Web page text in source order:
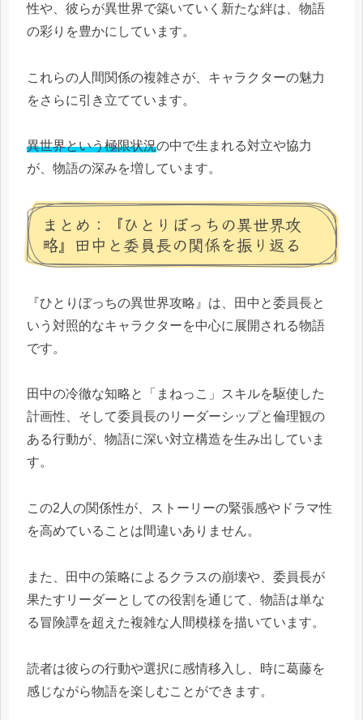
性や、彼らが異世界で築いていく新たな絆は、物語
の彩りを豊かにしています。
これらの人間関係の複雑さが、キャラクターの魅力
をさらに引き立てています。
異世界という極限状況の中で生まれる対立や協力
が、物語の深みを増しています。
まとめ：『ひとりぼっちの異世界攻
略』田中と委員長の関係を振り返る
『ひとりぼっちの異世界攻略』は、田中と委員長と
いう対照的なキャラクターを中心に展開される物語
です。
田中の冷徹な知略と「まねっこ」スキルを駆使した
計画性、そして委員長のリーダーシップと倫理観の
ある行動が、物語に深い対立構造を生み出していま
す。
この2人の関係性が、ストーリーの緊張感やドラマ性
を高めていることは間違いありません。
また、田中の策略によるクラスの崩壊や、委員長が
果たすリーダーとしての役割を通じて、物語は単な
る冒険譚を超えた複雑な人間模様を描いています。
読者は彼らの行動や選択に感情移入し、時に葛藤を
感じながら物語を楽しむことができます。